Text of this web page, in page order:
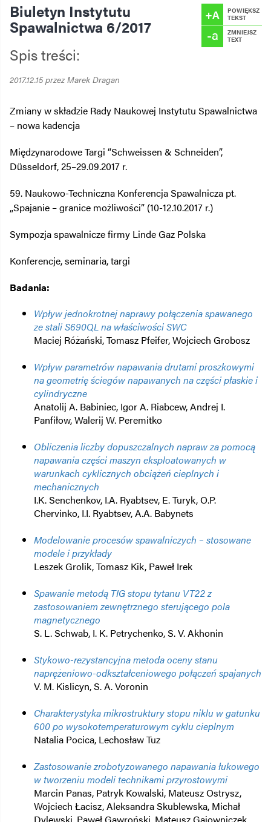
+A
POWIĘKSZ
TEKST
-a
ZMNIEJSZ
TEXT
Biuletyn Instytutu
Spawalnictwa 6/2017
Spis treści:
2017.12.15 przez Marek Dragan
Zmiany w składzie Rady Naukowej Instytutu Spawalnictwa
– nowa kadencja
Międzynarodowe Targi “Schweissen & Schneiden”,
Düsseldorf, 25–29.09.2017 r.
59. Naukowo-Techniczna Konferencja Spawalnicza pt.
„Spajanie – granice możliwości” (10-12.10.2017 r.)
Sympozja spawalnicze firmy Linde Gaz Polska
Konferencje, seminaria, targi
Badania:
Wpływ jednokrotnej naprawy połączenia spawanego
ze stali S690QL na właściwości SWC
Maciej Różański, Tomasz Pfeifer, Wojciech Grobosz
Wpływ parametrów napawania drutami proszkowymi
na geometrię ściegów napawanych na części płaskie i
cylindryczne
Anatolij A. Babiniec, Igor A. Riabcew, Andrej I.
Panfiłow, Walerij W. Peremitko
Obliczenia liczby dopuszczalnych napraw za pomocą
napawania części maszyn eksploatowanych w
warunkach cyklicznych obciążeń cieplnych i
mechanicznych
I.K. Senchenkov, I.A. Ryabtsev, E. Turyk, O.P.
Chervinko, I.I. Ryabtsev, A.A. Babynets
Modelowanie procesów spawalniczych – stosowane
modele i przykłady
Leszek Grolik, Tomasz Kik, Paweł Irek
Spawanie metodą TIG stopu tytanu VT22 z
zastosowaniem zewnętrznego sterującego pola
magnetycznego
S. L. Schwab, I. K. Petrychenko, S. V. Akhonin
Stykowo-rezystancyjna metoda oceny stanu
naprężeniowo-odkształceniowego połączeń spajanych
V. M. Kislicyn, S. A. Voronin
Charakterystyka mikrostruktury stopu niklu w gatunku
600 po wysokotemperaturowym cyklu cieplnym
Natalia Pocica, Lechosław Tuz
Zastosowanie zrobotyzowanego napawania łukowego
w tworzeniu modeli technikami przyrostowymi
Marcin Panas, Patryk Kowalski, Mateusz Ostrysz,
Wojciech Łacisz, Aleksandra Skublewska, Michał